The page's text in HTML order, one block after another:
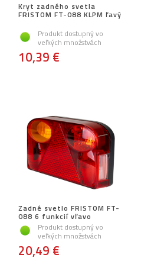
Kryt zadného svetla
FRISTOM FT-088 KLPM ľavý
Produkt dostupný vo
veľkých množstvách
10,39 €
Zadné svetlo FRISTOM FT-
088 6 funkcií vľavo
Produkt dostupný vo
veľkých množstvách
20,49 €